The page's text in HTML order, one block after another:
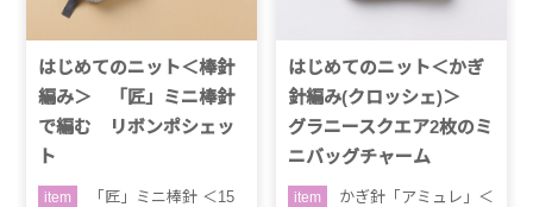
はじめてのニット＜棒針
編み＞ 「匠」ミニ棒針
で編む リボンポシェッ
ト
item
「匠」ミニ棒針 ＜15
はじめてのニット＜かぎ
針編み(クロッシェ)＞
グラニースクエア2枚のミ
ニバッグチャーム
item
かぎ針「アミュレ」＜